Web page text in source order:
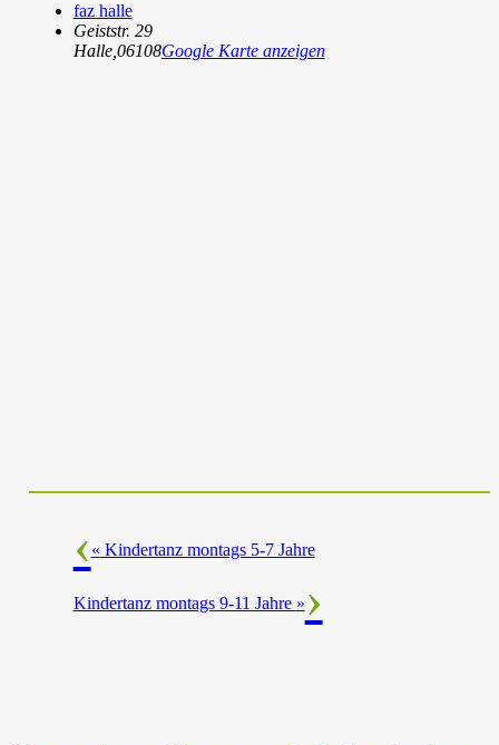
faz halle
Geiststr. 29
Halle, 06108Google Karte anzeigen
« Kindertanz montags 5-7 Jahre
Kindertanz montags 9-11 Jahre »